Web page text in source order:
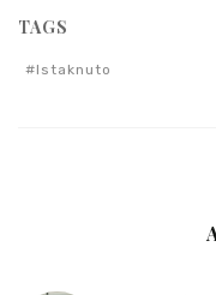
TAGS
Istaknuto